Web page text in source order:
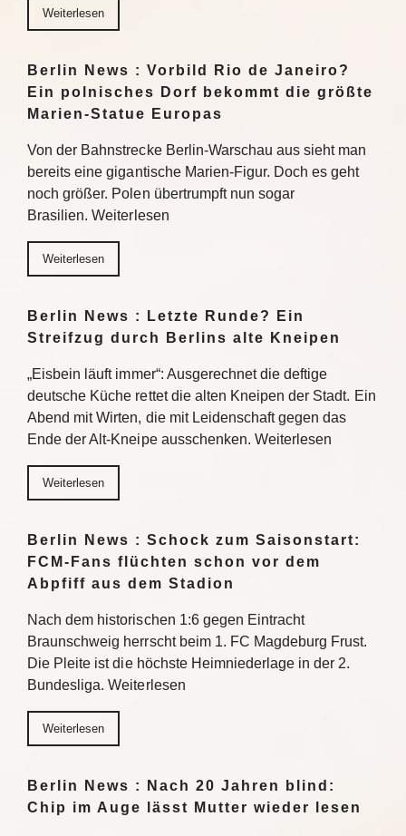
Weiterlesen
Berlin News : Vorbild Rio de Janeiro?
Ein polnisches Dorf bekommt die größte
Marien-Statue Europas
Von der Bahnstrecke Berlin-Warschau aus sieht man
bereits eine gigantische Marien-Figur. Doch es geht
noch größer. Polen übertrumpft nun sogar
Brasilien. Weiterlesen
Weiterlesen
Berlin News : Letzte Runde? Ein
Streifzug durch Berlins alte Kneipen
„Eisbein läuft immer“: Ausgerechnet die deftige
deutsche Küche rettet die alten Kneipen der Stadt. Ein
Abend mit Wirten, die mit Leidenschaft gegen das
Ende der Alt-Kneipe ausschenken. Weiterlesen
Weiterlesen
Berlin News : Schock zum Saisonstart:
FCM-Fans flüchten schon vor dem
Abpfiff aus dem Stadion
Nach dem historischen 1:6 gegen Eintracht
Braunschweig herrscht beim 1. FC Magdeburg Frust.
Die Pleite ist die höchste Heimniederlage in der 2.
Bundesliga. Weiterlesen
Weiterlesen
Berlin News : Nach 20 Jahren blind:
Chip im Auge lässt Mutter wieder lesen